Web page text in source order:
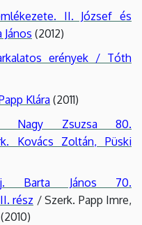
II. József és
(2012)
erények / Tóth
Klára (2011)
Nagy Zsuzsa 80.
Kovács Zoltán, Püski
Barta János 70.
II. rész / Szerk. Papp Imre,